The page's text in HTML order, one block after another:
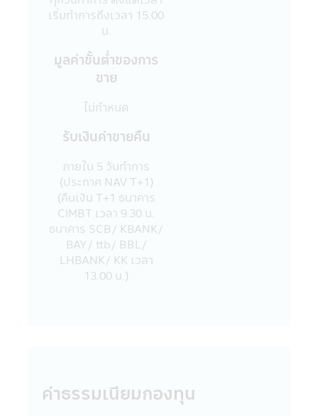
ถึงผลการดำเนินงานในอนาคต
ได้จัดทำเพื่อเผยแพร่ข้อมูลให้ผู้ถือหน่วยลงทุน
และผู้สนใจลงทุนโดยได้ตระหนักถึงความถูก
สามารถรับประกันถึงความถูกต้อง และความ
แอปพลิเคชันผ่านโทรศัพท์มือถือนี้ได้
ปรับปรุง หรือเปลี่ยนแปลงข้อมูลใดๆ ใน
แอปพลิเคชันผ่านโทรศัพท์มือถือนี้ได้โดยไม่
จำเป็นต้องแจ้งให้ทราบล่วงหน้า
16. บริษัทจัดการอนุญาตให้พนักงานของ
บริษัทจัดการลงทุนในหลักทรัพย์เพื่อตนเองได้
โดยจะต้องปฏิบัติตามจรรยาบรรณ และ
ประกาศต่างๆ ที่สมาคมบริษัทจัดการลงทุน
กำหนด และจะต้องเปิดเผยการลงทุนดังกล่าว
กับข้อมูล และ/หรือ ระบบสื่อสารของผู้เข้าเยี่ยม
ชม หรือผู้ลงทุน อันเนื่องมาจากการเข้ามาใช้
เริ่มทำการถึงเวลา 15.00
น.
มูลค่าขั้นตํ่าของการ
ขาย
ไม่กำหนด
รับเงินค่าขายคืน
ภายใน 5 วันทําการ
(ประกาศ NAV T+1)
(คืนเงิน T+1 ธนาคาร
CIMBT เวลา 9.30 น.
ธนาคาร SCB/ KBANK/
BAY/ ttb/ BBL/
LHBANK/ KK เวลา
13.00 น.)
ค่าธรรมเนียมกองทุน